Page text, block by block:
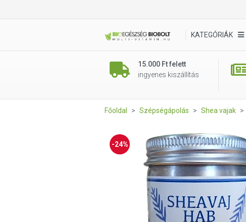
KATEGÓRIÁK
15.000 Ft felett
ingyenes kiszállítás
Főoldal Szépségápolás Shea vajak
-24%